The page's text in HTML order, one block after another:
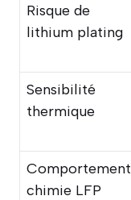
Risque de
lithium plating
Sensibilité
thermique
Comportement
chimie LFP